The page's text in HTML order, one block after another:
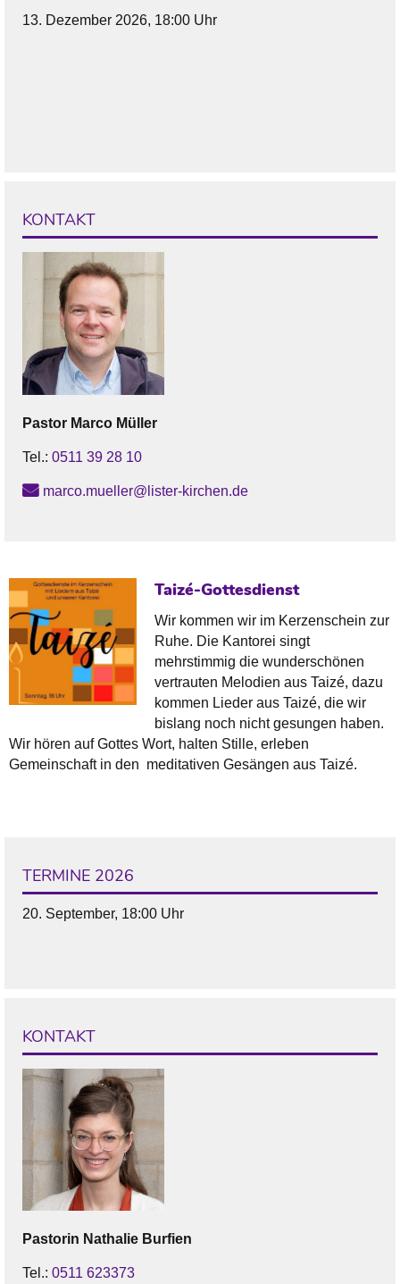
13. Dezember 2026, 18:00 Uhr
KONTAKT
Pastor Marco Müller
Tel.: 0511 39 28 10
marco.mueller@lister-kirchen.de
Taizé-Gottesdienst
Wir kommen wir im Kerzenschein zur
Ruhe. Die Kantorei singt
mehrstimmig die wunderschönen
vertrauten Melodien aus Taizé, dazu
kommen Lieder aus Taizé, die wir
bislang noch nicht gesungen haben.
Wir hören auf Gottes Wort, halten Stille, erleben
Gemeinschaft in den meditativen Gesängen aus Taizé.
TERMINE 2026
20. September, 18:00 Uhr
KONTAKT
Pastorin Nathalie Burfien
Tel.: 0511 623373